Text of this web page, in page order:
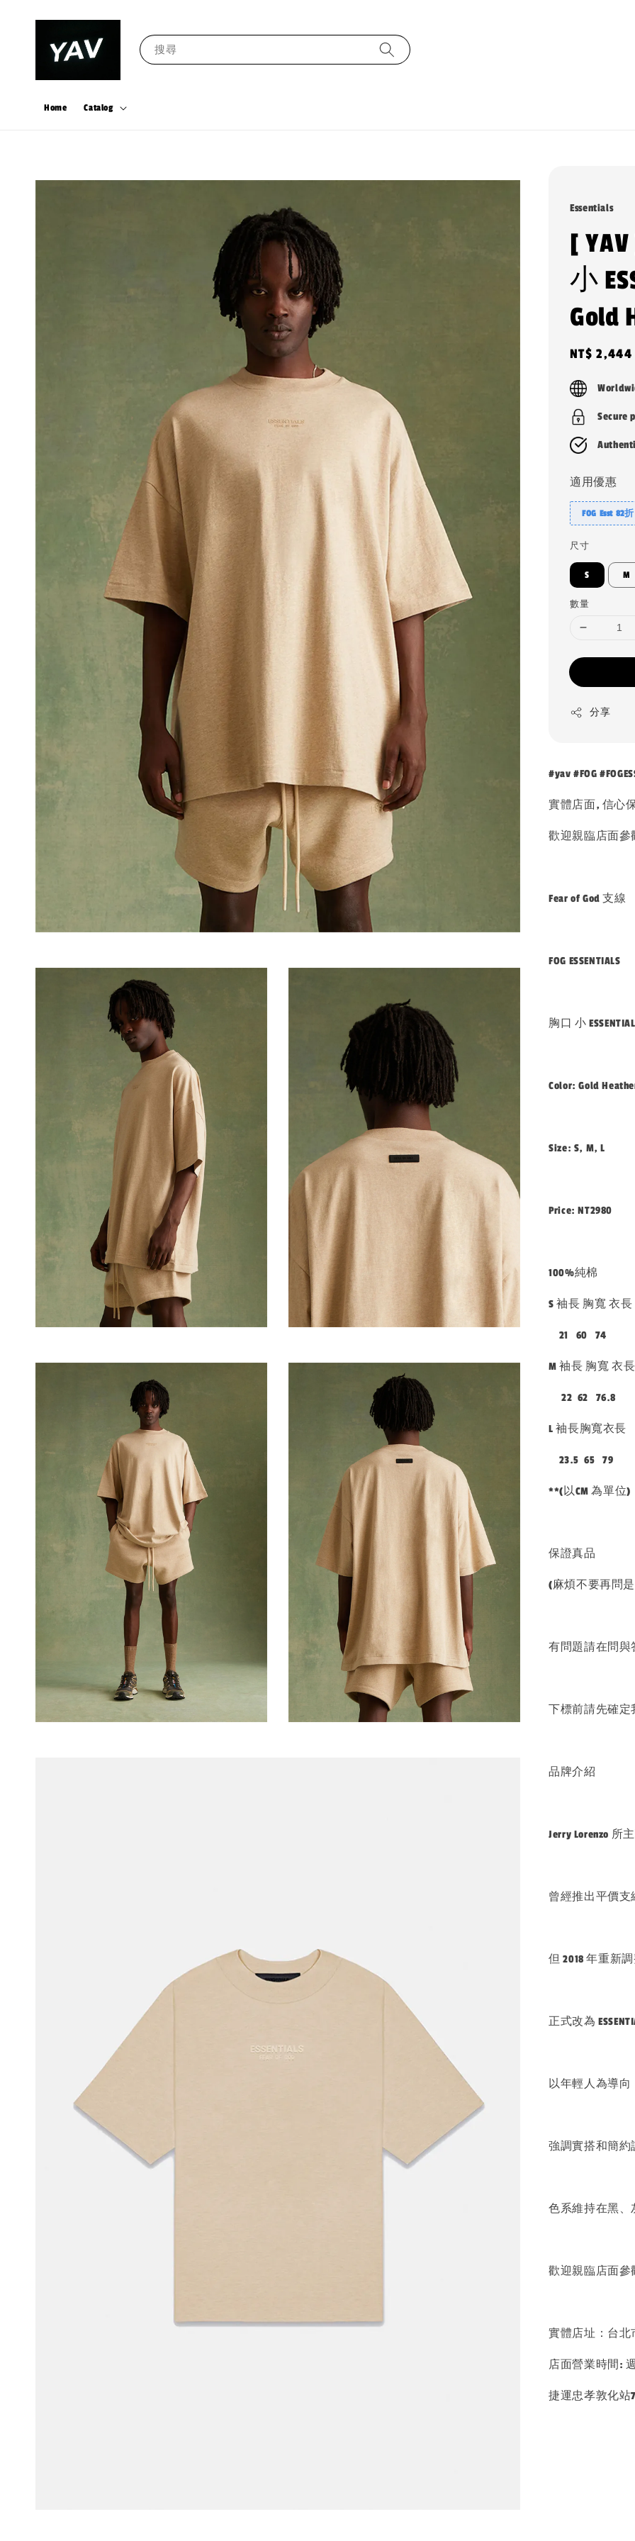
搜尋
Home Catalog
Essentials
[ YAV
小
Gold
Sale
NT$ 2,444
Secure
適用優惠
FOG Esst 82折
尺寸
S M
數量
分享
#yav #FOG
實體店面, 信心
歡迎親臨店面參
Fear of God 支線
FOG ESSENTIALS
胸口 小
Color: Gold
Size: S, M, L
Price: NT2980
100%純棉
S 袖長 胸寬 衣長
21 60 74
M 袖長 胸寬 衣長
22 62 76.8
L 袖長胸寬衣長
23.5 65 79
**(以CM 為單位)
保證真品
(麻煩不要再問
有問題請在問與
下標前請先確
品牌介紹
Jerry Lorenzo 所
曾經推出平價支
但 2018 年重新
正式改為
以年輕人為導向
強調實搭和簡約
色系維持在黑、
歡迎親臨店面參
實體店址：台北
店面營業時間: 週
捷運忠孝敦化站